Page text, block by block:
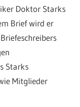
Doktor Starks
Brief wird er
Starks
Mitglieder